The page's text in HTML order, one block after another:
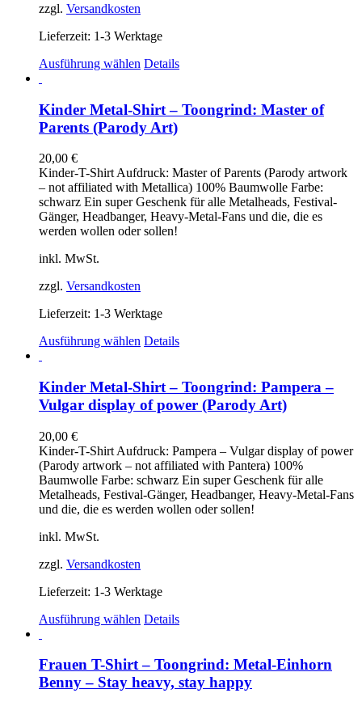
zzgl. Versandkosten
Lieferzeit: 1-3 Werktage
Ausführung wählen Dieses
mehrere
Varianten
auf.
können
auf
der
Produktseite
gewählt
Details
Kinder Metal-Shirt – Toongrind: Master of
Parents (Parody Art)
20,00 €
Kinder-T-Shirt Aufdruck: Master of Parents (Parody artwork
– not affiliated with Metallica) 100% Baumwolle Farbe:
schwarz Ein super Geschenk für alle Metalheads, Festival-
Gänger, Headbanger, Heavy-Metal-Fans und die, die es
werden wollen oder sollen!
inkl. MwSt.
zzgl. Versandkosten
Lieferzeit: 1-3 Werktage
Ausführung wählen Dieses
mehrere
Varianten
auf.
können
auf
der
Produktseite
gewählt
Details
Kinder Metal-Shirt – Toongrind: Pampera –
Vulgar display of power (Parody Art)
20,00 €
Kinder-T-Shirt Aufdruck: Pampera – Vulgar display of power
(Parody artwork – not affiliated with Pantera) 100%
Baumwolle Farbe: schwarz Ein super Geschenk für alle
Metalheads, Festival-Gänger, Headbanger, Heavy-Metal-Fans
und die, die es werden wollen oder sollen!
inkl. MwSt.
zzgl. Versandkosten
Lieferzeit: 1-3 Werktage
Ausführung wählen Dieses
mehrere
Varianten
auf.
Details
Frauen T-Shirt – Toongrind: Metal-Einhorn
Benny – Stay heavy, stay happy